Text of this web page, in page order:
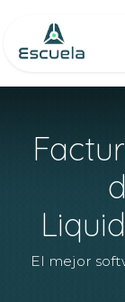
El mejor